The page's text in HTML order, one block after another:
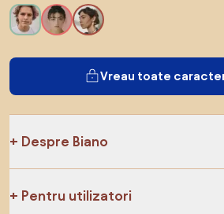
Vreau toate
Despre Biano
Pentru utilizatori